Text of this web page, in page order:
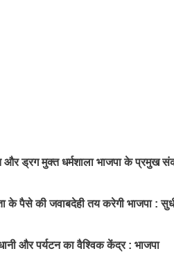
और ड्रग मुक्त धर्मशाला भाजपा के प्रमुख
के पैसे की जवाबदेही तय करेगी भाजपा :
और पर्यटन का वैश्विक केंद्र : भाजपा